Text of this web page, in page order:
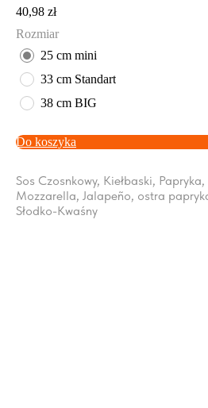
40,98 zł
Rozmiar
25 cm mini
33 cm Standart
38 cm BIG
Do koszyka
Sos Czosnkowy, Kiełbaski,
Mozzarella, Jalapeño, ostra
Słodko-Kwaśny